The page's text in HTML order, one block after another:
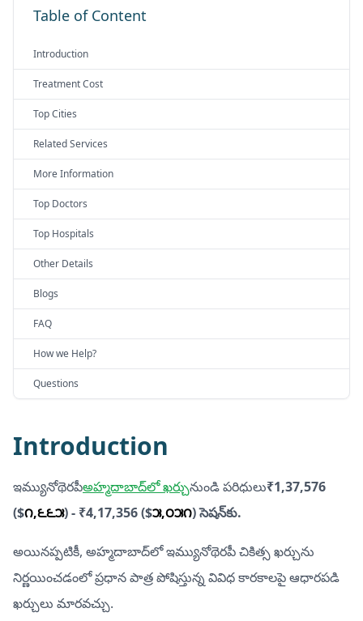
Table of Content
Introduction
Treatment Cost
Top Cities
Related Services
More Information
Top Doctors
Top Hospitals
Other Details
Blogs
FAQ
How we Help?
Questions
Introduction
ఇమ్యునోథెరపీఅహ్మదాబాద్‌లో ఖర్చునుండి పరిధులు₹1,37,576
($౧,౬౬౫) - ₹4,17,356 ($౫,౦౫౧) సెషన్‌కు.
అయినప్పటికీ, అహ్మదాబాద్‌లో ఇమ్యునోథెరపీ చికిత్స ఖర్చును
నిర్ణయించడంలో ప్రధాన పాత్ర పోషిస్తున్న వివిధ కారకాలపై ఆధారపడి
ఖర్చులు మారవచ్చు.